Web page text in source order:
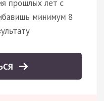
прошлых лет с
минимум 8